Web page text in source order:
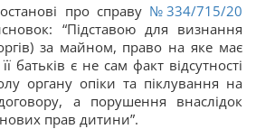
про справу №334/715/20
“Підставою для визнання
за майном, право на яке має
батьків є не сам факт відсутності
органу опіки та піклування на
а порушення внаслідок
прав дитини”.